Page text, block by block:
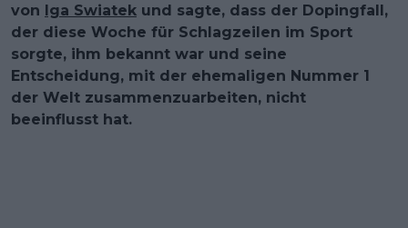
von Iga Swiatek und sagte, dass der Dopingfall,
der diese Woche für Schlagzeilen im Sport
sorgte, ihm bekannt war und seine
Entscheidung, mit der ehemaligen Nummer 1
der Welt zusammenzuarbeiten, nicht
beeinflusst hat.